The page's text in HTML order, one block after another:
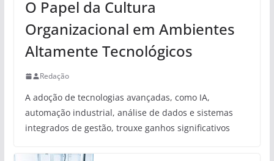
O Papel da Cultura
Organizacional em Ambientes
Altamente Tecnológicos
Redação
A adoção de tecnologias avançadas, como IA,
automação industrial, análise de dados e sistemas
integrados de gestão, trouxe ganhos significativos